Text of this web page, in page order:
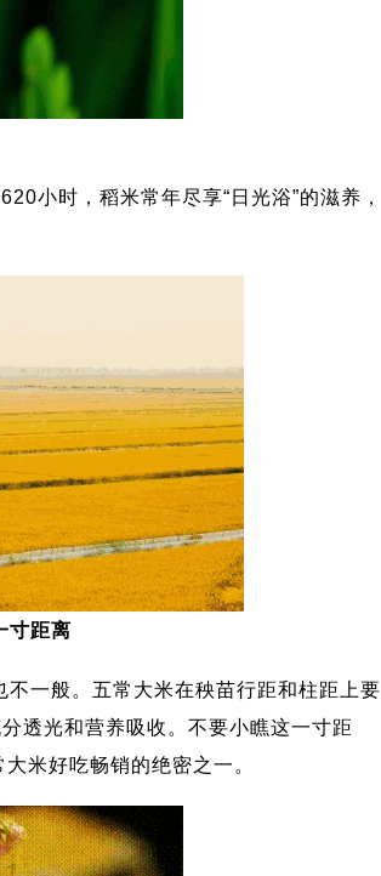
小时，稻米常年尽享“日光浴”的滋养，
寸距离
一般。五常大米在秧苗行距和柱距上要
透光和营养吸收。不要小瞧这一寸距
米好吃畅销的绝密之一。